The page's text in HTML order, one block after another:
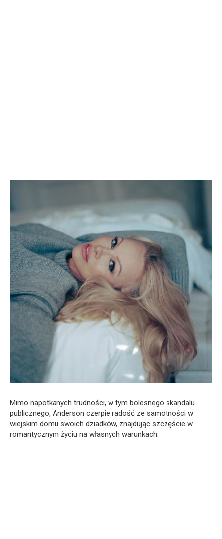
Mimo napotkanych trudności, w tym bolesnego skandalu
publicznego, Anderson czerpie radość ze samotności w
wiejskim domu swoich dziadków, znajdując szczęście w
romantycznym życiu na własnych warunkach.